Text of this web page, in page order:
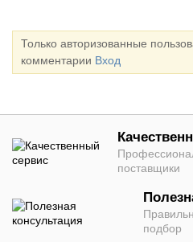
Только авторизованные
комментарии Вход
поставщики
подбор